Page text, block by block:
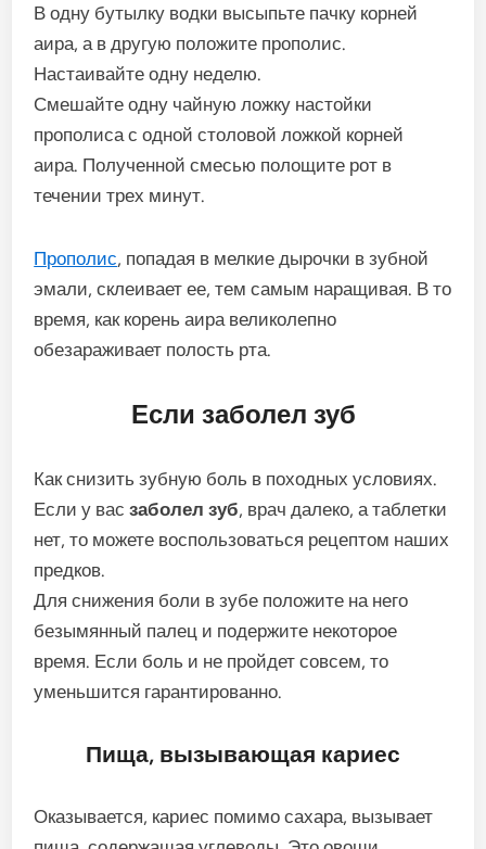
В одну бутылку водки высыпьте пачку корней
аира, а в другую положите прополис.
Настаивайте одну неделю.
Смешайте одну чайную ложку настойки
прополиса с одной столовой ложкой корней
аира. Полученной смесью полощите рот в
течении трех минут.
Прополис, попадая в мелкие дырочки в зубной
эмали, склеивает ее, тем самым наращивая. В то
время, как корень аира великолепно
обезараживает полость рта.
Если заболел зуб
Как снизить зубную боль в походных условиях.
Если у васзаболел зуб, врач далеко, а таблетки
нет, то можете воспользоваться рецептом наших
предков.
Для снижения боли в зубе положите на него
безымянный палец и подержите некоторое
время. Если боль и не пройдет совсем, то
уменьшится гарантированно.
Пища, вызывающая кариес
Оказывается, кариес помимо сахара, вызывает